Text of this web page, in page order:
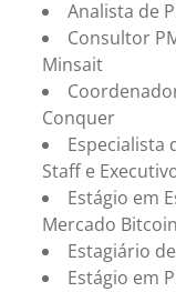
Analista de
Consultor
Minsait
Conquer
Especialista
Staff e
Estágio em
Mercado Bitcoin
Estagiário
Estágio em